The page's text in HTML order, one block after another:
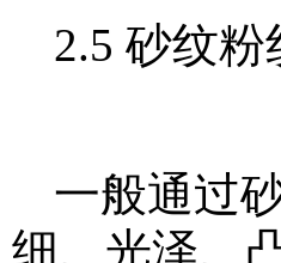
2.5 砂纹
一般通过
细、光泽、